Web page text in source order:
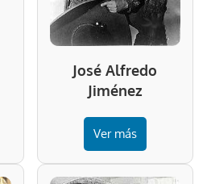
José Alfredo
Jiménez
Ver más